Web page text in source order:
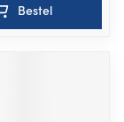
Bestel